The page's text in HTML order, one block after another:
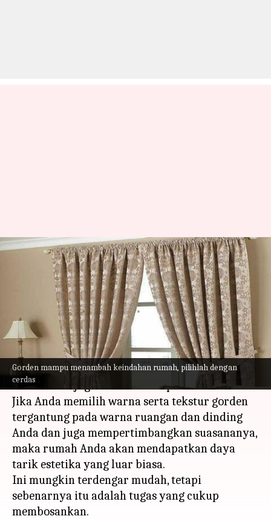
Gorden mampu menambah keindahan rumah, pilihlah dengan
cerdas
Bagaimana cara memilih
gorden untuk menambah daya
tarik dalam rumah Anda?
Handoko Apr 06, 2023 12:51 pm
Apa ceritanya
Gorden mampu menambah keindahan ruangan
Anda selain juga memberikan privasi.
Jika Anda memilih warna serta tekstur gorden
tergantung pada warna ruangan dan dinding
Anda dan juga mempertimbangkan suasananya,
maka rumah Anda akan mendapatkan daya
tarik estetika yang luar biasa.
Ini mungkin terdengar mudah, tetapi
sebenarnya itu adalah tugas yang cukup
membosankan.